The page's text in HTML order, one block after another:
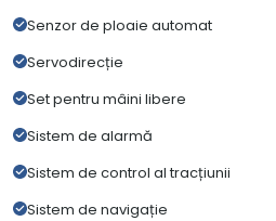
Senzor de ploaie automat
Servodirecție
Set pentru mâini libere
Sistem de alarmă
Sistem de control al tracțiunii
Sistem de navigație